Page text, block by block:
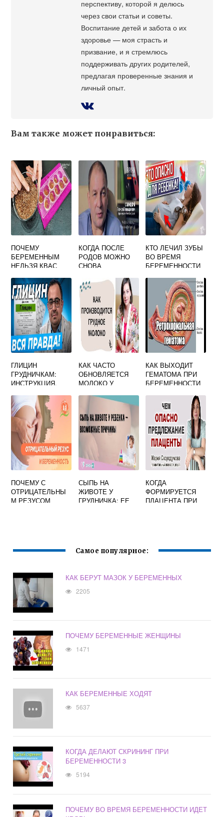
перспективу, которой я делюсь
через свои статьи и советы.
Воспитание детей и забота о их
здоровье — моя страсть и
призвание, и я стремлюсь
поддерживать других родителей,
предлагая проверенные знания и
личный опыт.
Вам также может понравиться:
ПОЧЕМУ
БЕРЕМЕННЫМ
НЕЛЬЗЯ КВАС
КОГДА ПОСЛЕ
РОДОВ МОЖНО
СНОВА
КТО ЛЕЧИЛ ЗУБЫ
ВО ВРЕМЯ
БЕРЕМЕННОСТИ
ГЛИЦИН
ГРУДНИЧКАМ:
ИНСТРУКЦИЯ,
ПЕДИАТРОВ,
ОТЗЫВЫ
КАК ЧАСТО
ОБНОВЛЯЕТСЯ
МОЛОКО У
МАМЫ
КАК ВЫХОДИТ
ГЕМАТОМА ПРИ
БЕРЕМЕННОСТИ
ПОЧЕМУ С
ОТРИЦАТЕЛЬНЫ
М РЕЗУСОМ
СЫПЬ НА
ЖИВОТЕ У
ГРУДНИЧКА: ЕЕ
КОГДА
ФОРМИРУЕТСЯ
ПЛАЦЕНТА ПРИ
Самое популярное:
КАК БЕРУТ МАЗОК У БЕРЕМЕННЫХ
2205
ПОЧЕМУ БЕРЕМЕННЫЕ ЖЕНЩИНЫ
1471
КАК БЕРЕМЕННЫЕ ХОДЯТ
5637
КОГДА ДЕЛАЮТ СКРИНИНГ ПРИ
БЕРЕМЕННОСТИ 3
5194
ПОЧЕМУ ВО ВРЕМЯ БЕРЕМЕННОСТИ ИДЕТ